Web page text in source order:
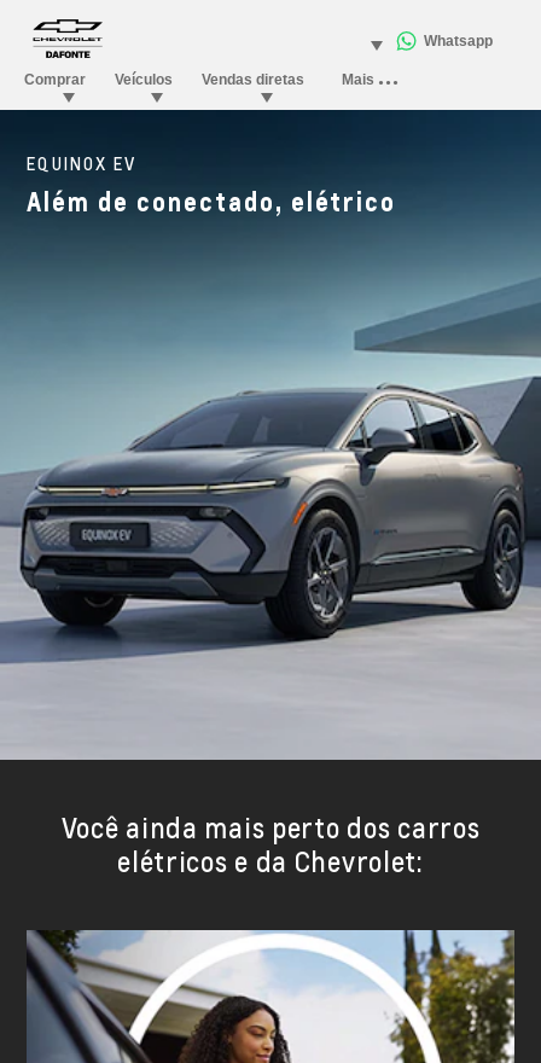
EQUINOX EV
Além de conectado, elétrico
Você ainda mais perto dos carros
elétricos e da Chevrolet: